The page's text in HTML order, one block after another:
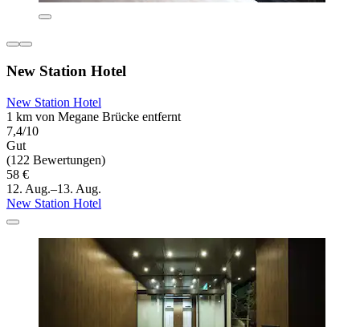
New Station Hotel
New Station Hotel
1 km von Megane Brücke entfernt
7,4/10
Gut
(122 Bewertungen)
58 €
12. Aug.–13. Aug.
New Station Hotel